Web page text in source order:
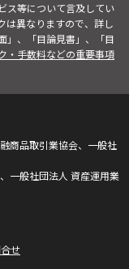
ス等について言及してい
は異なりますので、詳し
」、「目論見書」、「目
・手数料などの重要事項
商品取引業協会、一般社
一般社団法人 資産運用業
せ